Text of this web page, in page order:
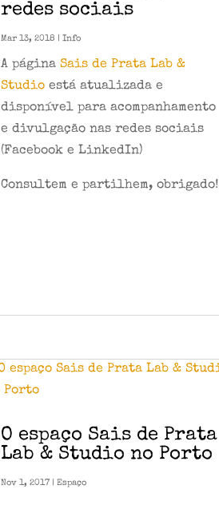
redes sociais
Mar 13, 2018 |Info
A páginaSais de Prata Lab &
Studio está atualizada e
disponível para acompanhamento
e divulgação nas redes sociais
(Facebook e LinkedIn)
Consultem e partilhem, obrigado!
O espaço Sais de Prata
Lab & Studio no Porto
Nov 1, 2017 |Espaço